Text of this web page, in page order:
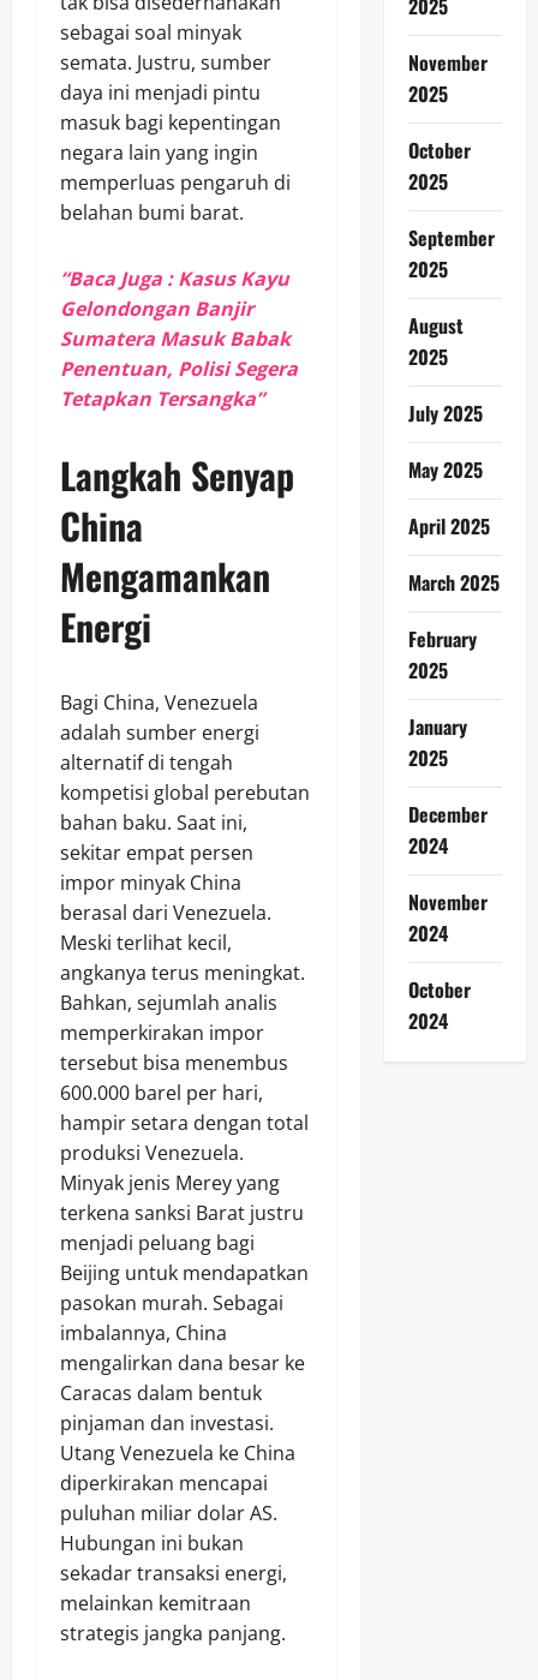
sebagai soal minyak
semata. Justru, sumber
daya ini menjadi pintu
masuk bagi kepentingan
negara lain yang ingin
memperluas pengaruh di
belahan bumi barat.
“Baca Juga : Kasus Kayu
Gelondongan Banjir
Sumatera Masuk Babak
Penentuan, Polisi Segera
Tetapkan Tersangka”
Langkah Senyap
China
Mengamankan
Energi
Bagi China, Venezuela
adalah sumber energi
alternatif di tengah
kompetisi global perebutan
bahan baku. Saat ini,
sekitar empat persen
impor minyak China
berasal dari Venezuela.
Meski terlihat kecil,
angkanya terus meningkat.
Bahkan, sejumlah analis
memperkirakan impor
tersebut bisa menembus
600.000 barel per hari,
hampir setara dengan total
produksi Venezuela.
Minyak jenis Merey yang
terkena sanksi Barat justru
menjadi peluang bagi
Beijing untuk mendapatkan
pasokan murah. Sebagai
imbalannya, China
mengalirkan dana besar ke
Caracas dalam bentuk
pinjaman dan investasi.
Utang Venezuela ke China
diperkirakan mencapai
puluhan miliar dolar AS.
Hubungan ini bukan
sekadar transaksi energi,
melainkan kemitraan
strategis jangka panjang.
2025
November
2025
October
2025
September
2025
August
2025
July 2025
May 2025
April 2025
March 2025
February
2025
January
2025
December
2024
November
2024
October
2024